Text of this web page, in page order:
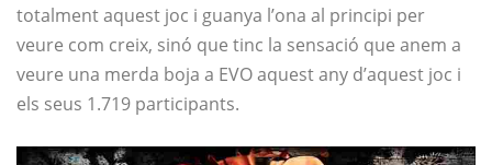
totalment aquest joc i guanya l’ona al principi per
veure com creix, sinó que tinc la sensació que anem a
veure una merda boja a EVO aquest any d’aquest joc i
els seus 1.719 participants.